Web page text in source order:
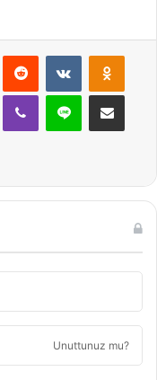
Reddit VKontakte
Viber Line E-Posta ile
Unuttunuz mu?